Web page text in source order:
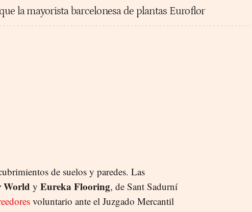
la mayorista barcelonesa de plantas Euroflor
de suelos y paredes. Las
World y Eureka Flooring, de Sant Sadurní
voluntario ante el Juzgado Mercantil